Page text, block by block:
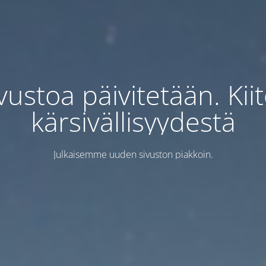
päivitetään.
kärsivällisyydestä
Julkaisemme uuden sivuston piakkoin.